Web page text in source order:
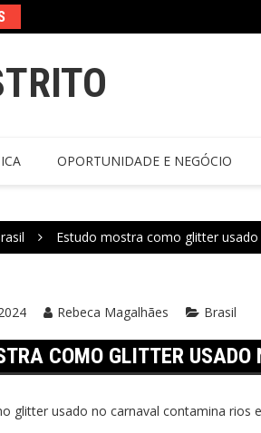
OPORTUNIDADE E NEGÓCIO
Estudo mostra como glitter
Rebeca Magalhães Brasil
COMO GLITTER